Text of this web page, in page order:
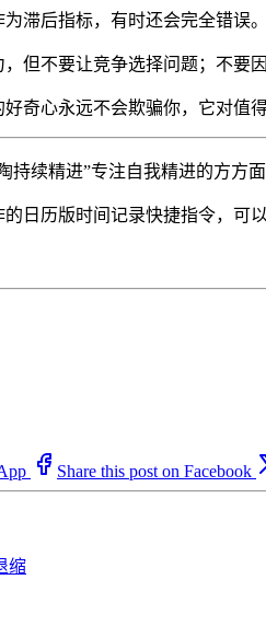
滞后指标，有时还会完全错误
但不要让竞争选择问题；不要
奇心永远不会欺骗你，它对值
持续精进”专注自我精进的方方
日历版时间记录快捷指令，可
Share this post on Facebook
缩